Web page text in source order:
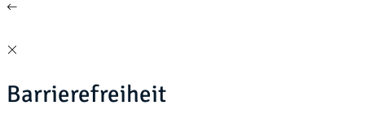
Barrierefreiheit